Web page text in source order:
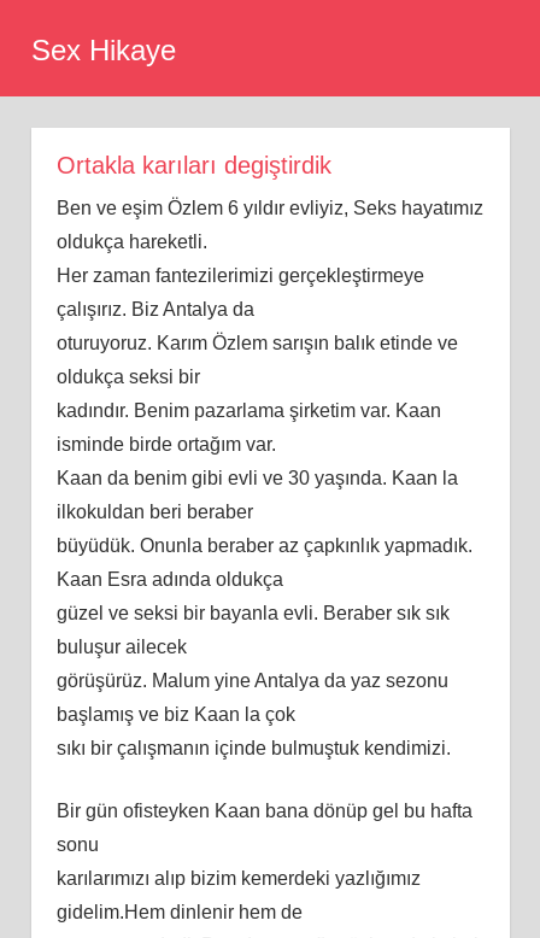
Sex Hikaye
Ortakla karıları degiştirdik
Ben ve eşim Özlem 6 yıldır evliyiz, Seks hayatımız
oldukça hareketli.
Her zaman fantezilerimizi gerçekleştirmeye
çalışırız. Biz Antalya da
oturuyoruz. Karım Özlem sarışın balık etinde ve
oldukça seksi bir
kadındır. Benim pazarlama şirketim var. Kaan
isminde birde ortağım var.
Kaan da benim gibi evli ve 30 yaşında. Kaan la
ilkokuldan beri beraber
büyüdük. Onunla beraber az çapkınlık yapmadık.
Kaan Esra adında oldukça
güzel ve seksi bir bayanla evli. Beraber sık sık
buluşur ailecek
görüşürüz. Malum yine Antalya da yaz sezonu
başlamış ve biz Kaan la çok
sıkı bir çalışmanın içinde bulmuştuk kendimizi.
Bir gün ofisteyken Kaan bana dönüp gel bu hafta
sonu
karılarımızı alıp bizim kemerdeki yazlığımız
gidelim.Hem dinlenir hem de